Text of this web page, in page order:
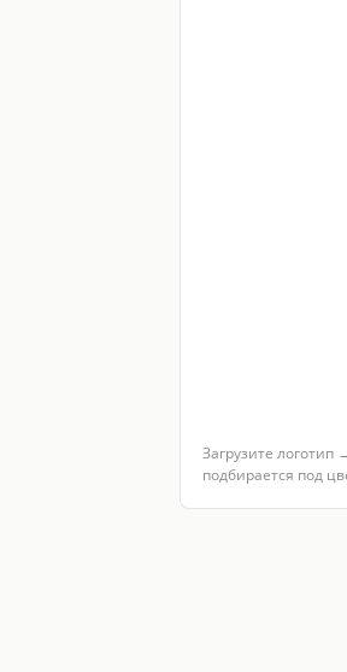
Загрузите
подбирается под